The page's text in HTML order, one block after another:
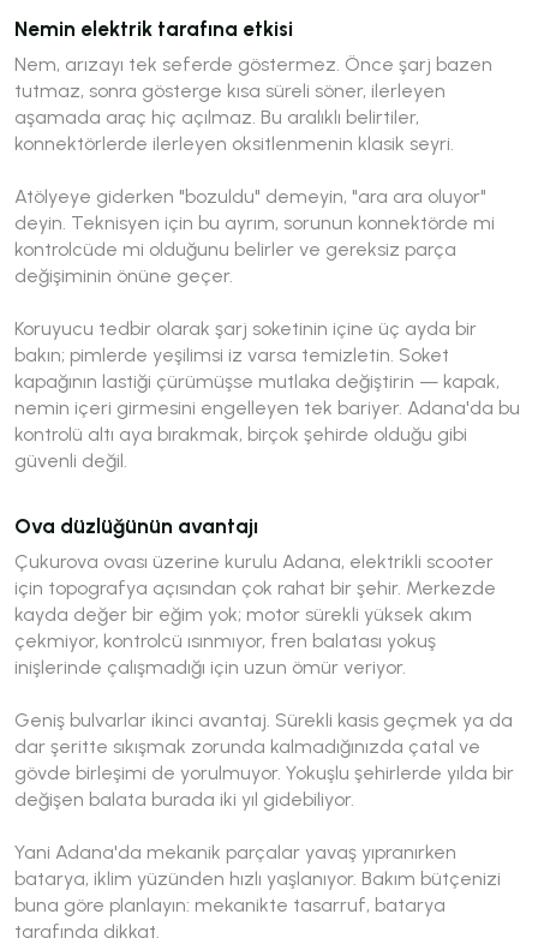
Nemin elektrik tarafına etkisi
Nem, arızayı tek seferde göstermez. Önce şarj bazen
tutmaz, sonra gösterge kısa süreli söner, ilerleyen
aşamada araç hiç açılmaz. Bu aralıklı belirtiler,
konnektörlerde ilerleyen oksitlenmenin klasik seyri.
Atölyeye giderken "bozuldu" demeyin, "ara ara oluyor"
deyin. Teknisyen için bu ayrım, sorunun konnektörde mi
kontrolcüde mi olduğunu belirler ve gereksiz parça
değişiminin önüne geçer.
Koruyucu tedbir olarak şarj soketinin içine üç ayda bir
bakın; pimlerde yeşilimsi iz varsa temizletin. Soket
kapağının lastiği çürümüşse mutlaka değiştirin — kapak,
nemin içeri girmesini engelleyen tek bariyer. Adana'da bu
kontrolü altı aya bırakmak, birçok şehirde olduğu gibi
güvenli değil.
Ova düzlüğünün avantajı
Çukurova ovası üzerine kurulu Adana, elektrikli scooter
için topografya açısından çok rahat bir şehir. Merkezde
kayda değer bir eğim yok; motor sürekli yüksek akım
çekmiyor, kontrolcü ısınmıyor, fren balatası yokuş
inişlerinde çalışmadığı için uzun ömür veriyor.
Geniş bulvarlar ikinci avantaj. Sürekli kasis geçmek ya da
dar şeritte sıkışmak zorunda kalmadığınızda çatal ve
gövde birleşimi de yorulmuyor. Yokuşlu şehirlerde yılda bir
değişen balata burada iki yıl gidebiliyor.
Yani Adana'da mekanik parçalar yavaş yıpranırken
batarya, iklim yüzünden hızlı yaşlanıyor. Bakım bütçenizi
buna göre planlayın: mekanikte tasarruf, batarya
tarafında dikkat.